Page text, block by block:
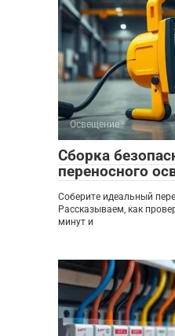
Освещение
Сборка
переносного
Соберите идеальный
Рассказываем, как
минут и